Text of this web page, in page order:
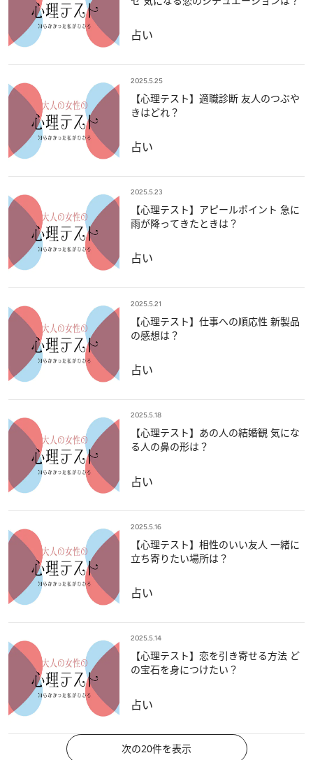
占い
2025.5.25
【心理テスト】適職診断 友人のつぶや
きはどれ？
占い
2025.5.23
【心理テスト】アピールポイント 急に
雨が降ってきたときは？
占い
2025.5.21
【心理テスト】仕事への順応性 新製品
の感想は？
占い
2025.5.18
【心理テスト】あの人の結婚観 気にな
る人の鼻の形は？
占い
2025.5.16
【心理テスト】相性のいい友人 一緒に
立ち寄りたい場所は？
占い
2025.5.14
【心理テスト】恋を引き寄せる方法 ど
の宝石を身につけたい？
占い
次の20件を表示